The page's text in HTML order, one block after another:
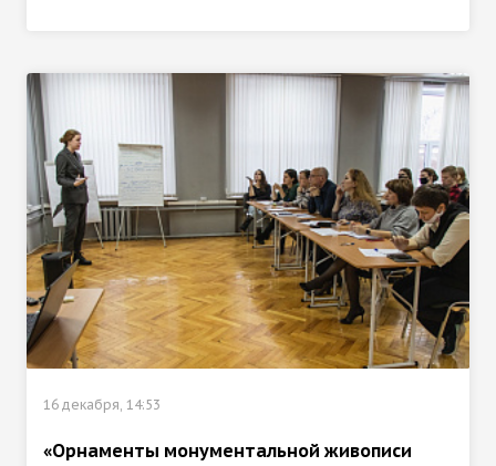
16 декабря, 14:53
«Орнаменты монументальной живописи